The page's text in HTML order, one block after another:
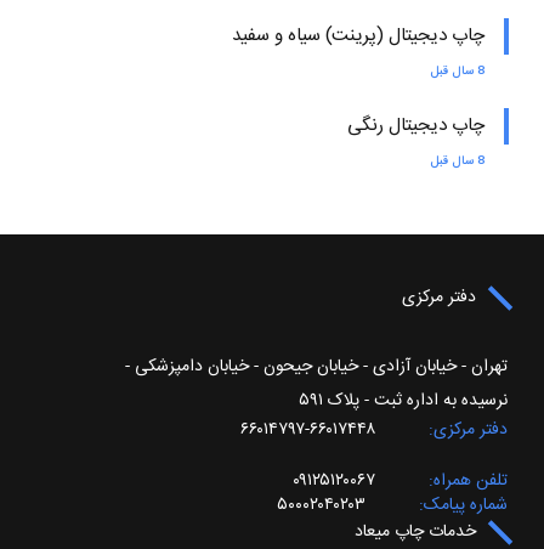
چاپ دیجیتال (پرینت) سیاه و سفید
8 سال قبل
چاپ دیجیتال رنگی
8 سال قبل
دفتر مرکزی
تهران - خیابان آزادی - خیابان جیحون - خیابان دامپزشکی -
نرسیده به اداره ثبت - پلاک ۵۹۱
دفتر مرکزی
۶۶۰۱۷۴۴۸-۶۶۰۱۴۷۹۷
تلفن همراه
۰۹۱۲۵۱۲۰۰۶۷
شماره پیامک
۵۰۰۰۲۰۴۰۲۰۳
خدمات چاپ میعاد